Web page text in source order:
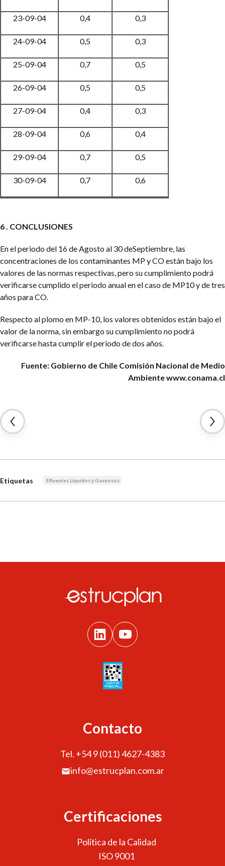
23-09-04 0,4 0,3
24-09-04 0,5 0,3
25-09-04 0,7 0,5
26-09-04 0,5 0,5
27-09-04 0,4 0,3
28-09-04 0,6 0,4
29-09-04 0,7 0,5
30-09-04 0,7 0,6
6 . CONCLUSIONES
En el periodo del 16 de Agosto al 30 deSeptiembre, las
concentraciones de los contaminantes MP y CO están bajo los
valores de las normas respectivas, pero su cumplimiento podrá
verificarse cumplido el periodo anual en el caso de MP10 y de tres
años para CO.
Respecto al plomo en MP-10, los valores obtenidos están bajo el
valor de la norma, sin embargo su cumplimiento no podrá
verificarse hasta cumplir el periodo de dos años.
Fuente: Gobierno de Chile Comisión Nacional de Medio
Ambientewww.conama.cl
Etiquetas Efluentes Líquidos y Gaseosos
Contacto
Tel. +54 9 (011) 4627-4383
info@estrucplan.com.ar
Certificaciones
Política de la Calidad
ISO 9001